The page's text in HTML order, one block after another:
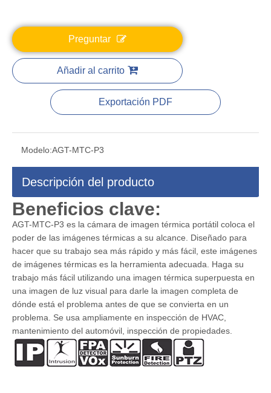
Preguntar
Añadir al carrito
Exportación PDF
Modelo:AGT-MTC-P3
Descripción del producto
Beneficios clave:
AGT-MTC-P3 es la cámara de imagen térmica portátil coloca el
poder de las imágenes térmicas a su alcance. Diseñado para
hacer que su trabajo sea más rápido y más fácil, este imágenes
de imágenes térmicas es la herramienta adecuada. Haga su
trabajo más fácil utilizando una imagen térmica superpuesta en
una imagen de luz visual para darle la imagen completa de
dónde está el problema antes de que se convierta en un
problema. Se usa ampliamente en inspección de HVAC,
mantenimiento del automóvil, inspección de propiedades.